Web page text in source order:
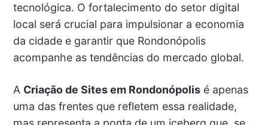
tecnológica. O fortalecimento do setor digital
local será crucial para impulsionar a economia
da cidade e garantir que Rondonópolis
acompanhe as tendências do mercado global.
A Criação de Sites em Rondonópolisé apenas
uma das frentes que refletem essa realidade,